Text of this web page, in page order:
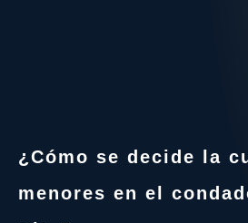
¿Cómo se decide la
menores en el